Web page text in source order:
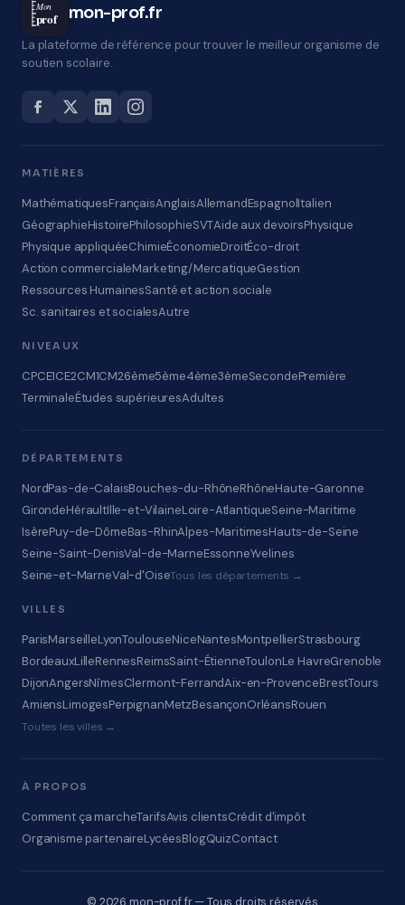
Mon
prof mon-prof.fr
La plateforme de référence pour trouver le meilleur organisme de
soutien scolaire.
MATIÈRES
MathématiquesFrançaisAnglaisAllemandEspagnolItalien
GéographieHistoirePhilosophieSVTAide aux devoirsPhysique
Physique appliquéeChimieÉconomieDroitÉco-droit
Action commercialeMarketing/MercatiqueGestion
Ressources HumainesSanté et action sociale
Sc. sanitaires et socialesAutre
NIVEAUX
CPCE1CE2CM1CM26ème5ème4ème3èmeSecondePremière
TerminaleÉtudes supérieuresAdultes
DÉPARTEMENTS
NordPas-de-CalaisBouches-du-RhôneRhôneHaute-Garonne
GirondeHéraultIlle-et-VilaineLoire-AtlantiqueSeine-Maritime
IsèrePuy-de-DômeBas-RhinAlpes-MaritimesHauts-de-Seine
Seine-Saint-DenisVal-de-MarneEssonneYvelines
Seine-et-MarneVal-d'OiseTous les départements →
VILLES
ParisMarseilleLyonToulouseNiceNantesMontpellierStrasbourg
BordeauxLilleRennesReimsSaint-ÉtienneToulonLe HavreGrenoble
DijonAngersNîmesClermont-FerrandAix-en-ProvenceBrestTours
AmiensLimogesPerpignanMetzBesançonOrléansRouen
Toutes les villes →
À PROPOS
Comment ça marcheTarifsAvis clientsCrédit d'impôt
Organisme partenaireLycéesBlogQuizContact
© 2026 mon-prof.fr — Tous droits réservés